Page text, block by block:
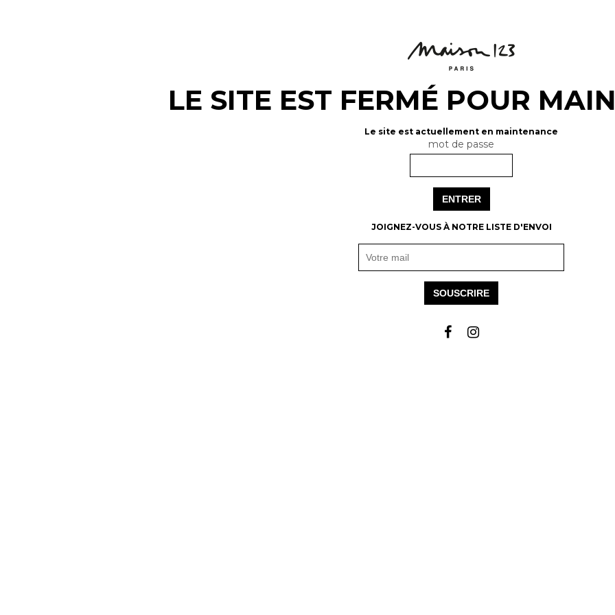
LE SITE EST FERMÉ POUR
Le site est actuellement en maintenance
mot de passe
ENTRER
JOIGNEZ-VOUS À NOTRE LISTE D'ENVOI
SOUSCRIRE